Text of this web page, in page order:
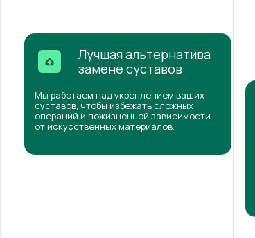
Лучшая альтернатива
замене суставов
Мы работаем над укреплением ваших
суставов, чтобы избежать сложных
операций и пожизненной зависимости
от искусственных материалов.